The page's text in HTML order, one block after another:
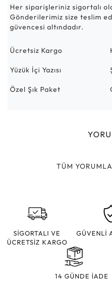
Her siparişleriniz sigortalı
Gönderilerimiz size teslim
güvencesi altındadır.
Ücretsiz Kargo
Yüzük İçi Yazısı
Özel Şık Paket
TÜM
SİGORTALI VE
ÜCRETSİZ KARGO
GÜVENLİ
14 GÜNDE İADE